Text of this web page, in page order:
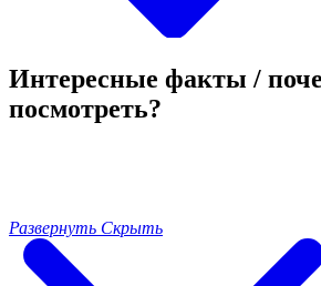
Интересные факты /
посмотреть?
Развернуть Скрыть